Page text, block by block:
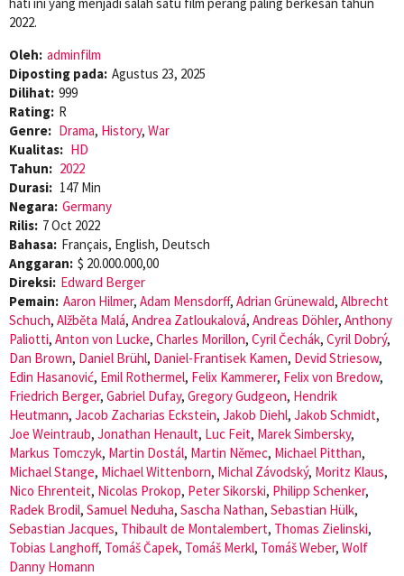
2022.
Oleh: adminfilm
Diposting pada: Agustus 23, 2025
Dilihat: 999
Rating: R
Genre: Drama, History, War
Kualitas: HD
Tahun: 2022
Durasi: 147 Min
Negara: Germany
Rilis: 7 Oct 2022
Bahasa: Français, English, Deutsch
Anggaran: $ 20.000.000,00
Direksi: Edward Berger
Pemain: Aaron Hilmer, Adam Mensdorff, Adrian Grünewald, Albrecht
Schuch, Alžběta Malá, Andrea Zatloukalová, Andreas Döhler, Anthony
Paliotti, Anton von Lucke, Charles Morillon, Cyril Čechák, Cyril Dobrý,
Dan Brown, Daniel Brühl, Daniel-Frantisek Kamen, Devid Striesow,
Edin Hasanović, Emil Rothermel, Felix Kammerer, Felix von Bredow,
Friedrich Berger, Gabriel Dufay, Gregory Gudgeon, Hendrik
Heutmann, Jacob Zacharias Eckstein, Jakob Diehl, Jakob Schmidt,
Joe Weintraub, Jonathan Henault, Luc Feit, Marek Simbersky,
Markus Tomczyk, Martin Dostál, Martin Němec, Michael Pitthan,
Michael Stange, Michael Wittenborn, Michal Závodský, Moritz Klaus,
Nico Ehrenteit, Nicolas Prokop, Peter Sikorski, Philipp Schenker,
Radek Brodil, Samuel Neduha, Sascha Nathan, Sebastian Hülk,
Sebastian Jacques, Thibault de Montalembert, Thomas Zielinski,
Tobias Langhoff, Tomáš Čapek, Tomáš Merkl, Tomáš Weber, Wolf
Danny Homann